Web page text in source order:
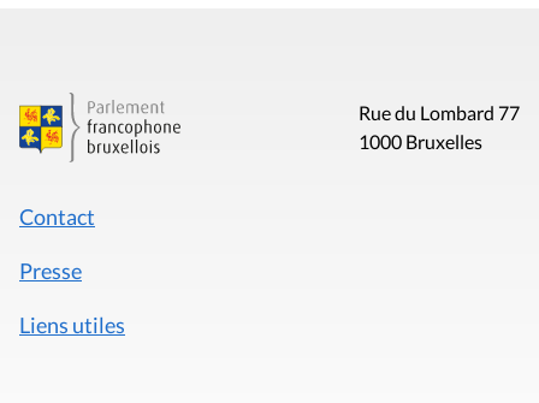
Rue du Lombard 77
1000 Bruxelles
Contact
Presse
Liens utiles